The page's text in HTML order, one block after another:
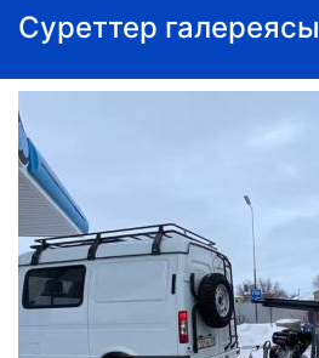
Суреттер галереясы